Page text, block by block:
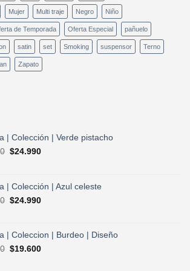
Mujer Multi traje Negro Niño
de Temporada Oferta Especial pañuelo
satin set Smoking suspensor Terno
Zapato
| Colección | Verde pistacho
El
era:
$24.990El
es:
$24.990.
| Colección | Azul celeste
El
era:
$30.990.
$24.990El
es:
| Coleccion | Burdeo | Diseño
El
$19.600El